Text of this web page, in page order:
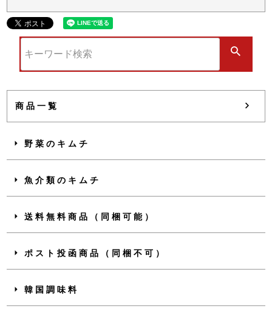
商品一覧
野菜のキムチ
魚介類のキムチ
送料無料商品（同梱可能）
ポスト投函商品（同梱不可）
韓国調味料